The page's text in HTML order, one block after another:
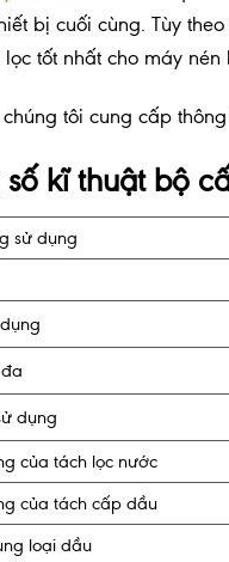
bị cuối cùng. Tùy
tốt nhất cho máy nén
tôi cung cấp
số kĩ thuật bộ
sử dụng
dụng
của tách lọc nước
của tách cấp dầu
loại dầu